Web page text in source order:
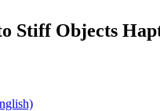
Stiff Objects